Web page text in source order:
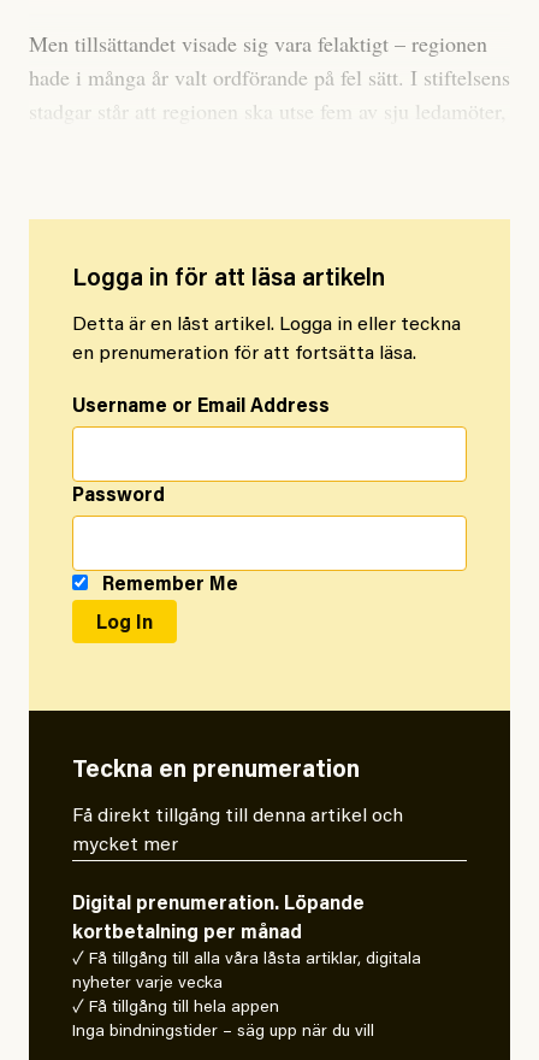
Men tillsättandet visade sig vara felaktigt – regionen
hade i många år valt ordförande på fel sätt. I stiftelsens
stadgar står att regionen ska utse fem av sju ledamöter,
Logga in för att läsa artikeln
Detta är en låst artikel. Logga in eller teckna
en prenumeration för att fortsätta läsa.
Username or Email Address
Password
Remember Me
Teckna en prenumeration
Få direkt tillgång till denna artikel och
mycket mer
Digital prenumeration. Löpande
kortbetalning per månad
✓ Få tillgång till alla våra låsta artiklar, digitala
nyheter varje vecka
✓ Få tillgång till hela appen
Inga bindningstider – säg upp när du vill